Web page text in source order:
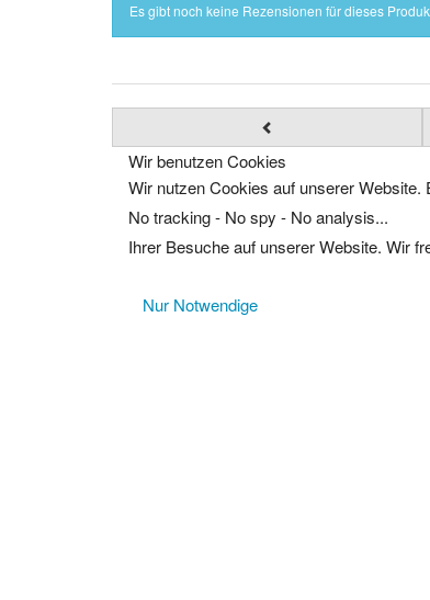
Es gibt noch keine Rezensionen für dieses
Wir benutzen Cookies
Wir nutzen Cookies auf unserer
No tracking - No spy - No analysis...
Ihrer Besuche auf unserer Website. Wir
Nur Notwendige